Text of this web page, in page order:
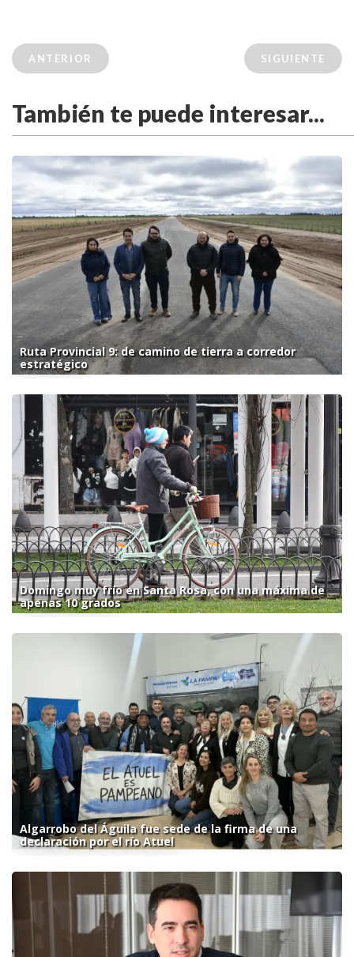
ANTERIOR SIGUIENTE
También te puede interesar...
Ruta Provincial 9: de camino de tierra a corredor
estratégico
Domingo muy frío en Santa Rosa, con una máxima de
apenas 10 grados
Algarrobo del Águila fue sede de la firma de una
declaración por el río Atuel